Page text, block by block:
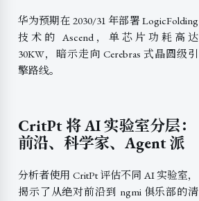
华为预期在 2030/31 年部署 LogicFolding
技术的 Ascend，单芯片功耗高达
30KW，暗示走向 Cerebras 式晶圆级引
擎路线。
CritPt 将 AI 实验室分层：
前沿、科学家、Agent 派
分析者使用 CritPt 评估不同 AI 实验室，
揭示了从绝对前沿到 ngmi 俱乐部的清